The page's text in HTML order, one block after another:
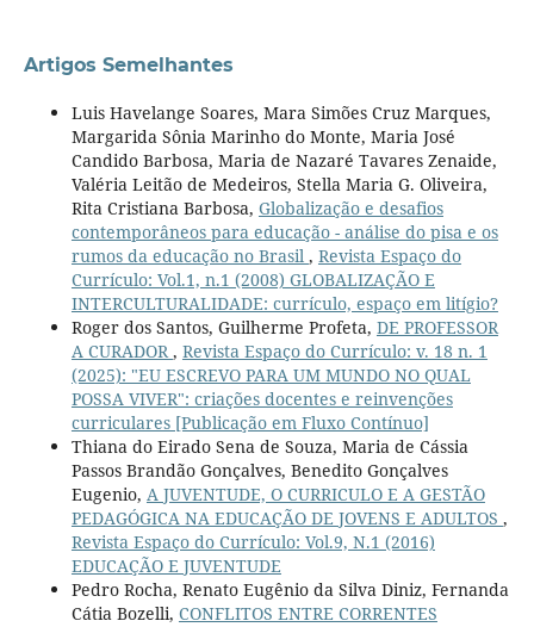
Artigos Semelhantes
Luis Havelange Soares, Mara Simões Cruz Marques,
Margarida Sônia Marinho do Monte, Maria José
Candido Barbosa, Maria de Nazaré Tavares Zenaide,
Valéria Leitão de Medeiros, Stella Maria G. Oliveira,
Rita Cristiana Barbosa, Globalização e desafios
contemporâneos para educação - análise do pisa e os
rumos da educação no Brasil , Revista Espaço do
Currículo: Vol.1, n.1 (2008) GLOBALIZAÇÃO E
INTERCULTURALIDADE: currículo, espaço em litígio?
Roger dos Santos, Guilherme Profeta, DE PROFESSOR
A CURADOR, Revista Espaço do Currículo: v. 18 n. 1
(2025): "EU ESCREVO PARA UM MUNDO NO QUAL
POSSA VIVER": criações docentes e reinvenções
curriculares [Publicação em Fluxo Contínuo]
Thiana do Eirado Sena de Souza, Maria de Cássia
Passos Brandão Gonçalves, Benedito Gonçalves
Eugenio, A JUVENTUDE, O CURRICULO E A GESTÃO
PEDAGÓGICA NA EDUCAÇÃO DE JOVENS E ADULTOS ,
Revista Espaço do Currículo: Vol.9, N.1 (2016)
EDUCAÇÃO E JUVENTUDE
Pedro Rocha, Renato Eugênio da Silva Diniz, Fernanda
Cátia Bozelli, CONFLITOS ENTRE CORRENTES